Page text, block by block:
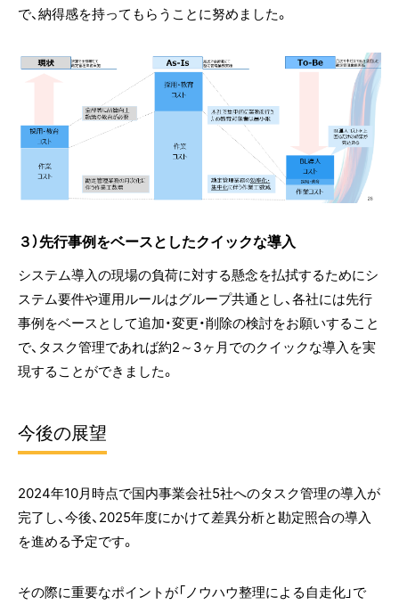
で、納得感を持ってもらうことに努めました。
３）先行事例をベースとしたクイックな導入
システム導入の現場の負荷に対する懸念を払拭するためにシ
ステム要件や運用ルールはグループ共通とし、各社には先行
事例をベースとして追加・変更・削除の検討をお願いすること
で、タスク管理であれば約2～3ヶ月でのクイックな導入を実
現することができました。
今後の展望
2024年10月時点で国内事業会社5社へのタスク管理の導入が
完了し、今後、2025年度にかけて差異分析と勘定照合の導入
を進める予定です。
その際に重要なポイントが「ノウハウ整理による自走化」で